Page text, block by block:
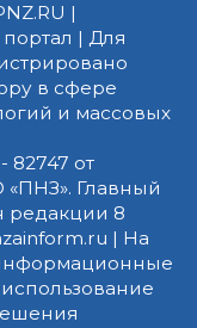
|
| Для
в сфере
и массовых
82747 от
«ПНЗ». Главный
редакции 8
| На